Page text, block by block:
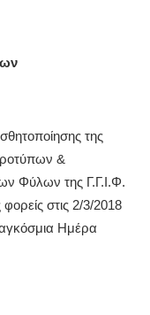
της
&
Φύλων της Γ.Γ.Ι.Φ.
στις 2/3/2018
Ημέρα